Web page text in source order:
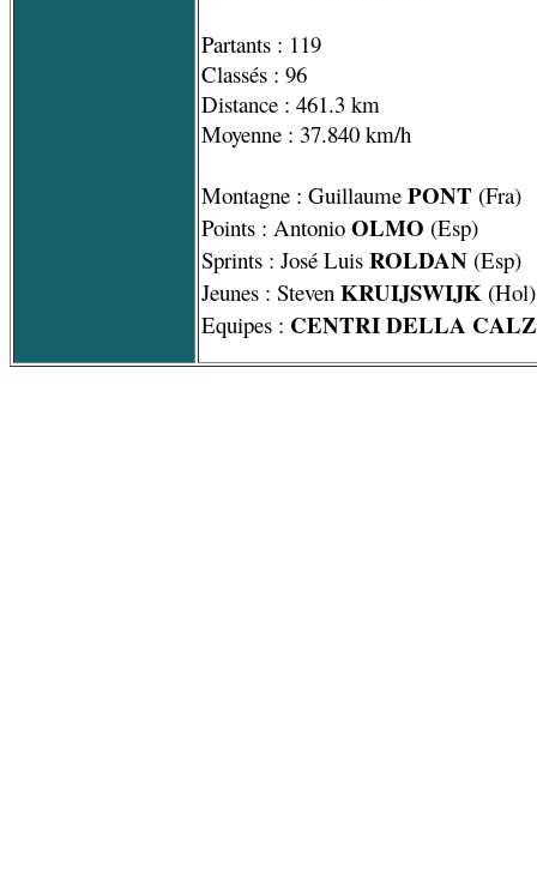
Partants : 119
Classés : 96
Distance : 461.3 km
Moyenne : 37.840 km/h
Montagne : Guillaume PONT (Fra)
Points : Antonio OLMO (Esp)
Sprints : José Luis ROLDAN (Esp)
Jeunes : Steven KRUIJSWIJK (Hol)
Equipes : CENTRI DELLA